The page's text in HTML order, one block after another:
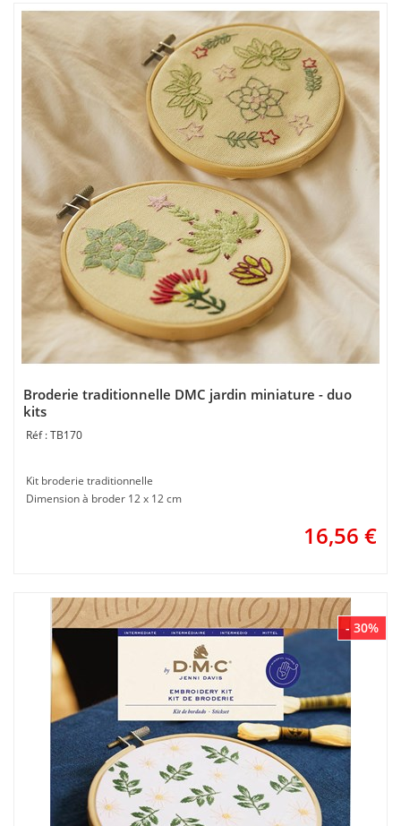
Broderie traditionnelle DMC jardin miniature - duo
kits
TB170
Kit broderie traditionnelle
Dimension à broder 12 x 12 cm
16,56 €
- 30%